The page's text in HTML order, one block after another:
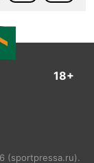
18+
(sportpressa.ru).